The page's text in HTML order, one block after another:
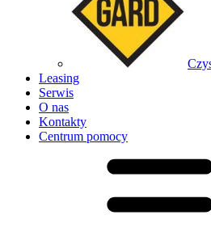
Leasing
Serwis
O nas
Kontakty
Centrum pomocy